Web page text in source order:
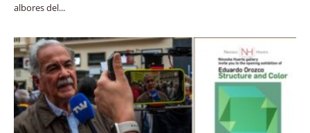
albores del...